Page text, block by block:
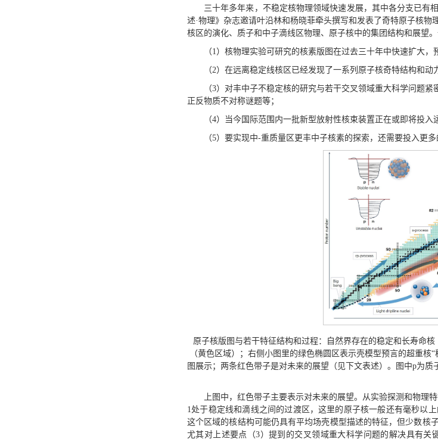
三十年多年来，不稳定核物理领域快速发展，其中各分支已有
述·物理》杂志邀请叶沿林和杨晓菲牵头撰写和发表了奇特原子核
核区的演化、质子和中子滴线区物理、原子核中的集团结构和展望。
（1）核物理实验可研究的核素版图在过去三十年中快速扩大
（2）在远离稳定线核区已经发现了一系列原子核奇特结构和
（3）对丰中子不稳定核的研究与若干交叉领域重大科学问题
正反物质不对称谜题等；
（4）当今国际范围内一批新型放射性核束装置正在或即将投
（5）要实现中-重质量区更丰中子核素的探索，还需要投入更
原子核版图与若干特征结构和过程：自然界存在的稳定和长寿命
（黄色区域）；右侧小图里的绿色椭圆区表示壳模型预言的超重
图展示；两条红色带子是对未来的展望（见下文表述）。图中p为质
上图中，红色带子主要表示对未来的展望。从实验探测和物
1处于稳定线和滴线之间的过渡区，这里的原子核一般还有毫秒以
这个区域的核结构可能仍具有平均场壳模型描述的特征，但少数核
尤其对上述要点（3）提到的交叉领域重大科学问题的解决具有